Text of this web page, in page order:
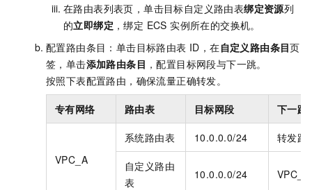
在路由表列表页，单击目标自定义路由表绑定资源列
的立即绑定 ，绑定 ECS 实例所在的交换机。
配置路由条目：单击目标路由表 ID，在自定义路由条目页
签，单击添加路由条目 ，配置目标网段与下一跳。
按照下表配置路由，确保流量正确转发。
专有网络 路由表 目标网段 下一跳
VPC_A
系统路由表 10.0.0.0/24 转发路
自定义路由
表
10.0.0.0/24